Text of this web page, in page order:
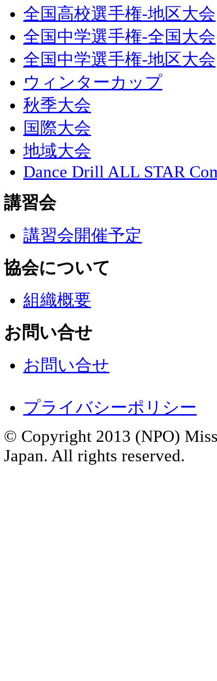
全国高校選手権-地区大会
全国中学選手権-全国大会
全国中学選手権-地区大会
ウィンターカップ
秋季大会
国際大会
地域大会
Dance Drill ALL STAR
講習会
講習会開催予定
協会について
組織概要
お問い合せ
お問い合せ
プライバシーポリシー
© Copyright 2013 (NPO)
Japan. All rights reserved.